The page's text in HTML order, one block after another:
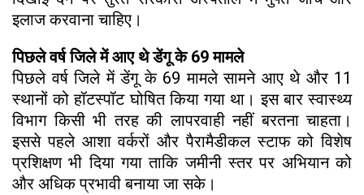
इलाज करवाना चाहिए।
पिछले वर्ष जिले में आए थे डेंगू के 69 मामले
पिछले वर्ष जिले में डेंगू के 69 मामले सामने आए थे और 11
स्थानों को हॉटस्पॉट घोषित किया गया था। इस बार स्वास्थ्य
विभाग किसी भी तरह की लापरवाही नहीं बरतना चाहता।
इससे पहले आशा वर्करों और पैरामैडीकल स्टाफ को विशेष
प्रशिक्षण भी दिया गया ताकि जमीनी स्तर पर अभियान को
और अधिक प्रभावी बनाया जा सके।